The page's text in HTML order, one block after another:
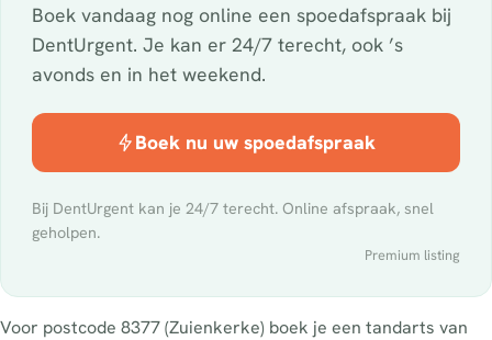
Boek vandaag nog online een spoedafspraak bij
DentUrgent. Je kan er 24/7 terecht, ook ’s
avonds en in het weekend.
Boek nu uw spoedafspraak
Bij DentUrgent kan je 24/7 terecht. Online afspraak, snel
geholpen.
Premium listing
Voor postcode 8377 (Zuienkerke) boek je een tandarts van